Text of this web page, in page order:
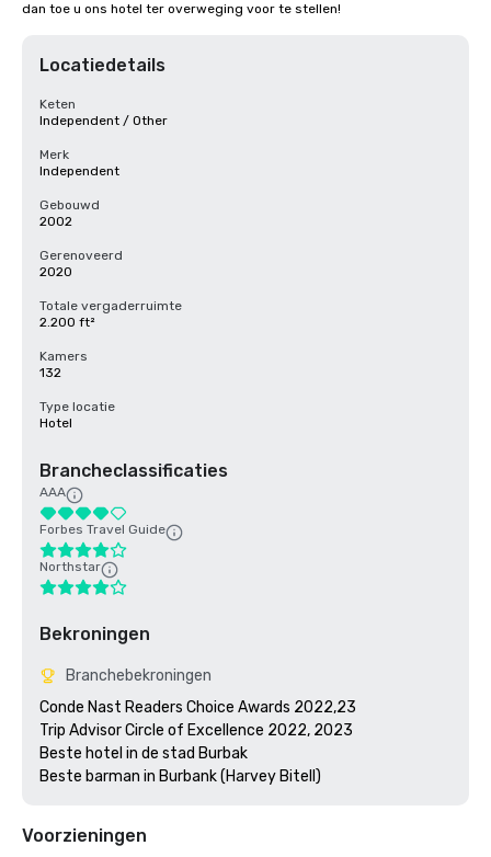
dan toe u ons hotel ter overweging voor te stellen!
Locatiedetails
Keten
Independent / Other
Merk
Independent
Gebouwd
2002
Gerenoveerd
2020
Totale vergaderruimte
2.200 ft²
Kamers
132
Type locatie
Hotel
Brancheclassificaties
AAA
Forbes Travel Guide
Northstar
Bekroningen
Branchebekroningen
Conde Nast Readers Choice Awards 2022,23
Trip Advisor Circle of Excellence 2022, 2023
Beste hotel in de stad Burbak
Beste barman in Burbank (Harvey Bitell)
Voorzieningen